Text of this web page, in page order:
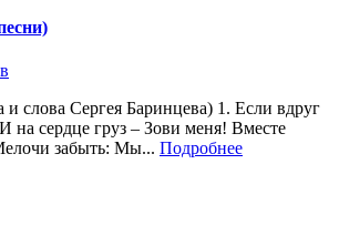
слова Сергея Баринцева) 1. Если вдруг
на сердце груз – Зови меня! Вместе
забыть: Мы... Подробнее